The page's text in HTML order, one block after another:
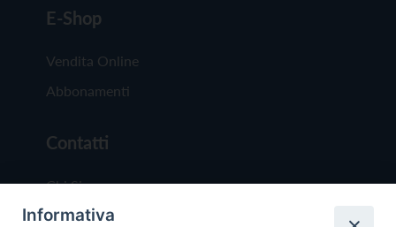
E-Shop
Vendita Online
Abbonamenti
Contatti
Chi Siamo
Redazione
Informativa